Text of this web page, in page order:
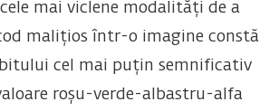
mai viclene modalități de a
malițios într-o imagine constă
cel mai puțin semnificativ
roșu-verde-albastru-alfa